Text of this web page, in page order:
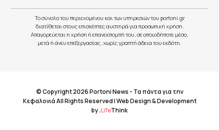
Το σύνολο του περιεχομένου και των υπηρεσιών του portoni.gr
διατίθεται στους επισκέπτες αυστηρά για προσωπική χρήση.
Απαγορεύεται η χρήση ή επανεκπομπή του, σε οποιοδήποτε μέσο,
μετά ή άνευ επεξεργασίας, χωρίς γραπτή άδεια του εκδότη.
© Copyright 2026 Portoni News - Τα πάντα για την
Κεφαλονιά All Rights Reserved |Web Design & Development
by.LifeThink